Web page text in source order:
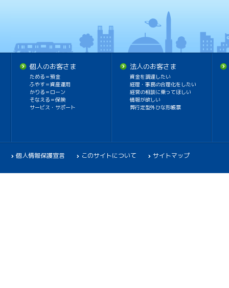
個人のお客さま
ためる＝預金
ふやす＝資産運用
かりる＝ローン
そなえる＝保険
サービス・サポート
法人のお客さま
資金を調達したい
経理・事務の合理化をしたい
経営の相談に乗ってほしい
情報が欲しい
弊行定型外ひな形帳票
個人情報保護宣言 このサイトについて サイトマップ